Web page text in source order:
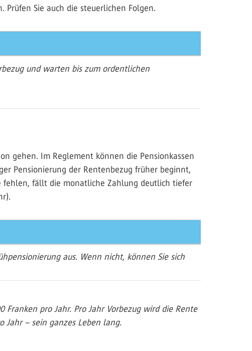
Prüfen Sie auch die steuerlichen Folgen.
und warten bis zum ordentlichen
gehen. Im Reglement können die Pensionkassen
Pensionierung der Rentenbezug früher beginnt,
fehlen, fällt die monatliche Zahlung deutlich tiefer
aus. Wenn nicht, können Sie sich
Franken pro Jahr. Pro Jahr Vorbezug wird die Rente
Jahr – sein ganzes Leben lang.